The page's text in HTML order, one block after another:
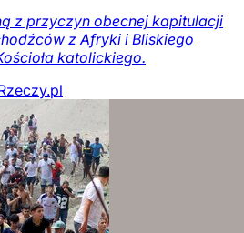
z przyczyn obecnej kapitulacji
z Afryki i Bliskiego
katolickiego.